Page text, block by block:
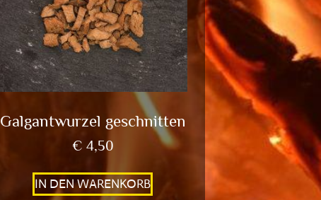
Galgantwurzel geschnitten
€ 4,50
IN DEN WARENKORB